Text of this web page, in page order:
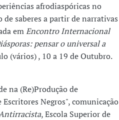
afrodiaspóricas no
saberes a partir de narrativas
emEncontro Internacional
pensar o universal a
(vários) , 10 a 19 de Outubro.
na (Re)Produção de
Negros", comunicação
, Escola Superior de